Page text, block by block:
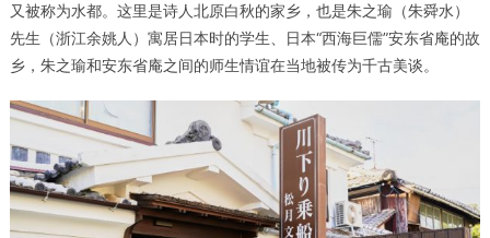
又被称为水都。这里是诗人北原白秋的家乡，也是朱之瑜（朱舜水）
先生（浙江余姚人）寓居日本时的学生、日本“西海巨儒”安东省庵的故
乡，朱之瑜和安东省庵之间的师生情谊在当地被传为千古美谈。